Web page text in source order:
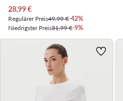
Aktueller Preis
28,99€
Regulärer Preis49,99 €-42%
Niedrigster Preis31,99 €-9%